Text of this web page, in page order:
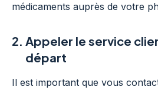
médicaments auprès de votre
2. Appeler le service
départ
Il est important que vous